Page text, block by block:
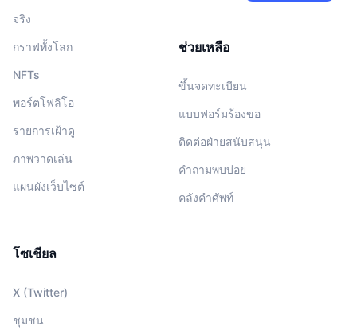
จริง
กราฟทั้งโลก
NFTs
พอร์ตโฟลิโอ
รายการเฝ้าดู
ภาพวาดเล่น
แผนผังเว็บไซต์
ช่วยเหลือ
ขึ้นจดทะเบียน
แบบฟอร์มร้องขอ
ติดต่อฝ่ายสนับสนุน
คำถามพบบ่อย
คลังคำศัพท์
โซเชียล
X (Twitter)
ชุมชน